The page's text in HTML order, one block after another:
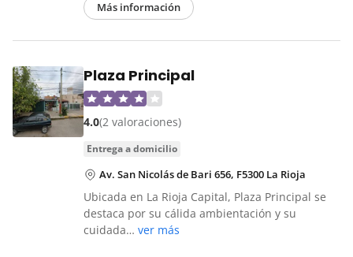
Más información
Plaza Principal
4.0(2 valoraciones)
entrega a domicilio
Av. San Nicolás de Bari 656, F5300 La Rioja
Ubicada en La Rioja Capital, Plaza Principal se
destaca por su cálida ambientación y su
cuidada… ver más